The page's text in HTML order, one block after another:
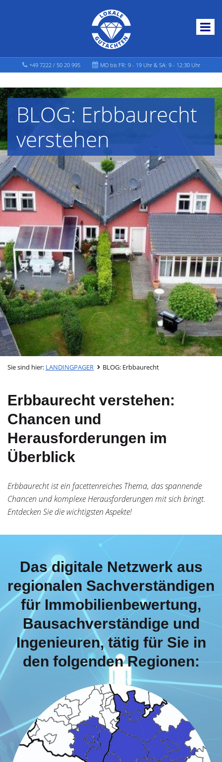
+49 7222 / 50 20 995 MO bis FR: 9 - 19 Uhr & SA: 9 - 12:30 Uhr
BLOG: Erbbaurecht
verstehen
Sie sind hier: LANDINGPAGER BLOG: Erbbaurecht
Erbbaurecht verstehen:
Chancen und
Herausforderungen im
Überblick
Erbbaurecht ist ein facettenreiches Thema, das spannende
Chancen und komplexe Herausforderungen mit sich bringt.
Entdecken Sie die wichtigsten Aspekte!
Das digitale Netzwerk aus
regionalen Sachverständigen
für Immobilienbewertung,
Bausachverständige und
Ingenieuren, tätig für Sie in
den folgenden Regionen: